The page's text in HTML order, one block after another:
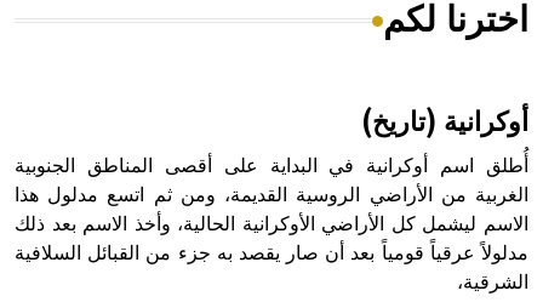
هل تعلم أن الأبسيد كلمة فرنسية اللفظ تم اعتمادها مصطلحاً
- هل تعلم أن أبجر Abgar اسم معروف جيداً يعود إلى عدد من
الملوك الذين حكموا مدينة إديسا (الرها) من أبجر الأول وحتى
التاسع، وهم ينتسبون إلى أسرة أوسروين
اخترنا لكم
أوكرانية (تاريخ)
أُطلق اسم أوكرانية في البداية على أقصى المناطق الجنوبية
الغربية من الأراضي الروسية القديمة، ومن ثم اتسع مدلول هذا
الاسم ليشمل كل الأراضي الأوكرانية الحالية، وأخذ الاسم بعد ذلك
مدلولاً عرقياً قومياً بعد أن صار يقصد به جزء من القبائل السلافية
الشرقية،